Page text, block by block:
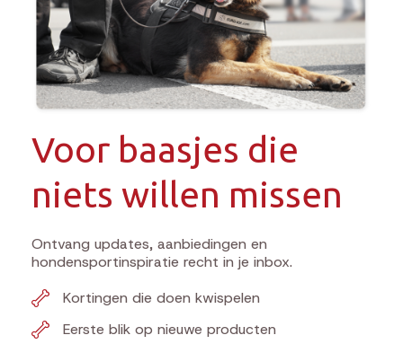
Voor baasjes die
niets willen missen
Ontvang updates, aanbiedingen en
hondensportinspiratie recht in je inbox.
Kortingen die doen kwispelen
Eerste blik op nieuwe producten